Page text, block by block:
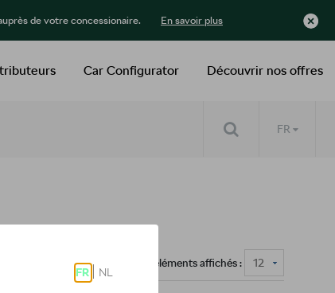
de votre concessionaire. En savoir plus
Découvrir nos offres
Car Configurator
FR
Nombre d'éléments affichés :